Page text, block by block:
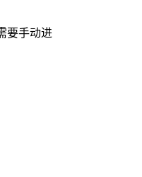
要手动进